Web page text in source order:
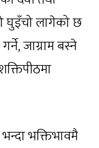
घुइँचो लागेको छ
जाग्राम बस्ने
भक्तिभावमै